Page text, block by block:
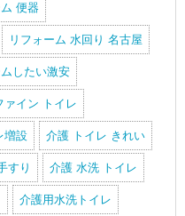
便器
リフォーム 水回り 名古屋
したい激安
ァイン トイレ
増設 介護 トイレ きれい
すり 介護 水洗 トイレ
介護用水洗トイレ